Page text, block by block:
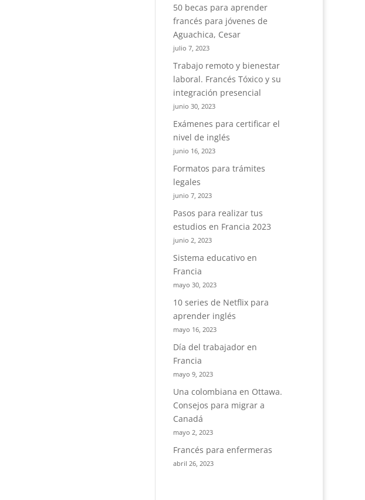
50 becas para aprender
francés para jóvenes de
Aguachica, Cesar
julio 7, 2023
Trabajo remoto y bienestar
laboral. Francés Tóxico y su
integración presencial
junio 30, 2023
Exámenes para certificar el
nivel de inglés
junio 16, 2023
Formatos para trámites
legales
junio 7, 2023
Pasos para realizar tus
estudios en Francia 2023
junio 2, 2023
Sistema educativo en
Francia
mayo 30, 2023
10 series de Netflix para
aprender inglés
mayo 16, 2023
Día del trabajador en
Francia
mayo 9, 2023
Una colombiana en Ottawa.
Consejos para migrar a
Canadá
mayo 2, 2023
Francés para enfermeras
abril 26, 2023